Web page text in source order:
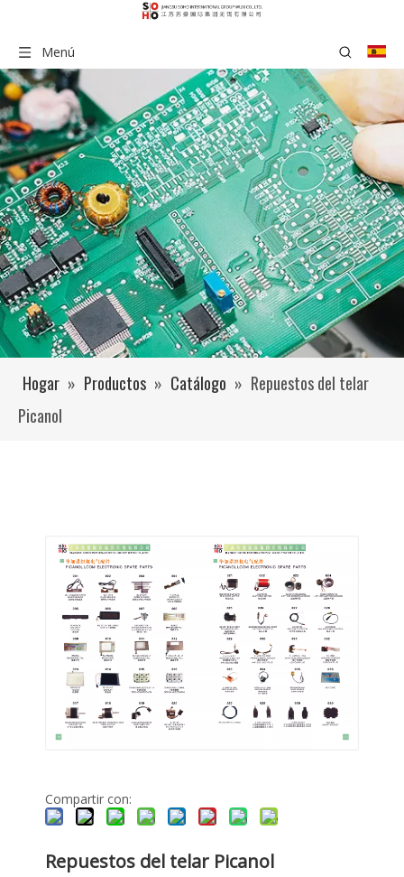
Menú
Hogar » Productos » Catálogo » Repuestos del telar
Picanol
Compartir con:
Repuestos del telar Picanol